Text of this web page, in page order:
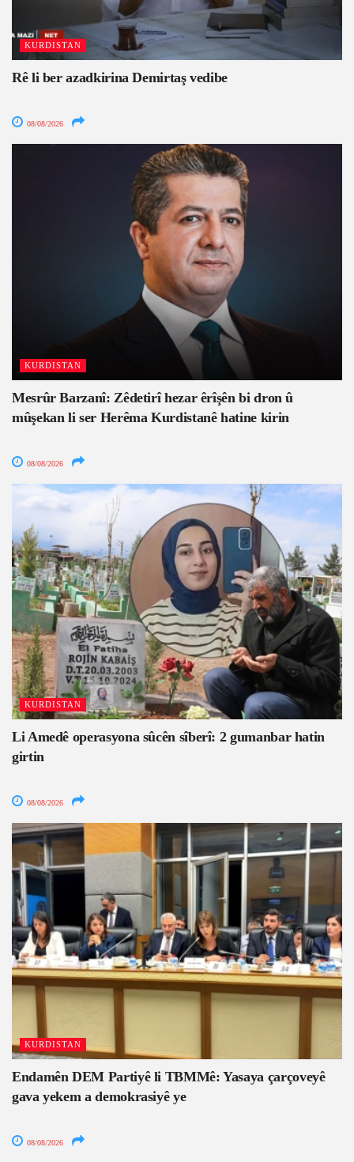
KURDISTAN
Rê li ber azadkirina Demirtaş vedibe
08/08/2026
KURDISTAN
Mesrûr Barzanî: Zêdetirî hezar êrîşên bi dron û
mûşekan li ser Herêma Kurdistanê hatine kirin
08/08/2026
KURDISTAN
Li Amedê operasyona sûcên sîberî: 2 gumanbar hatin
girtin
08/08/2026
KURDISTAN
Endamên DEM Partiyê li TBMMê: Yasaya çarçoveyê
gava yekem a demokrasiyê ye
08/08/2026